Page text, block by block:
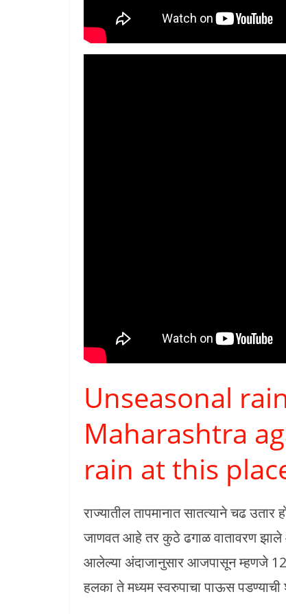
Unseasonal
Maharashtra
rain at this
राज्यातील तापमानात सातत्याने चढ
जाणवत आहे तर कुठे ढगाळ वातावरण झाले
आलेल्या अंदाजानुसार आजपासून म्हणजे 12 ते
हलका ते मध्यम स्वरुपाचा पाऊस